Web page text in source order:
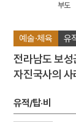
예술·체육 유
전라남도 보성
자진국사의
유적/탑·비
부도